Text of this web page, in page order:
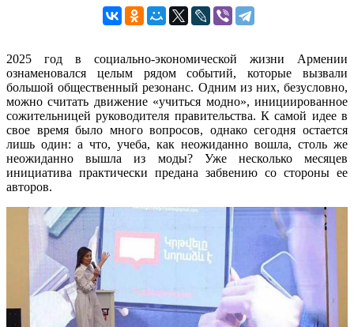
2025 год в социально-экономической жизни Армении
ознаменовался целым рядом событий, которые вызвали
большой общественный резонанс. Одним из них, безусловно,
можно считать движение «учиться модно», инициированное
сожительницей руководителя правительства. К самой идее в
свое время было много вопросов, однако сегодня остается
лишь один: а что, учеба, как неожиданно вошла, столь же
неожиданно вышла из моды? Уже несколько месяцев
инициатива практически предана забвению со стороны ее
авторов.